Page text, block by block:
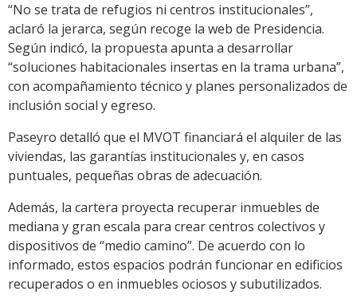
“No se trata de refugios ni centros institucionales”,
aclaró la jerarca, según recoge la web de Presidencia.
Según indicó, la propuesta apunta a desarrollar
“soluciones habitacionales insertas en la trama urbana”,
con acompañamiento técnico y planes personalizados de
inclusión social y egreso.
Paseyro detalló que el MVOT financiará el alquiler de las
viviendas, las garantías institucionales y, en casos
puntuales, pequeñas obras de adecuación.
Además, la cartera proyecta recuperar inmuebles de
mediana y gran escala para crear centros colectivos y
dispositivos de “medio camino”. De acuerdo con lo
informado, estos espacios podrán funcionar en edificios
recuperados o en inmuebles ociosos y subutilizados.